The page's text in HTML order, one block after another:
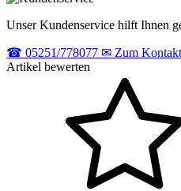
Unser Kundenservice hilft Ihnen
☎ 05251/778077 ✉ Zum
Artikel bewerten